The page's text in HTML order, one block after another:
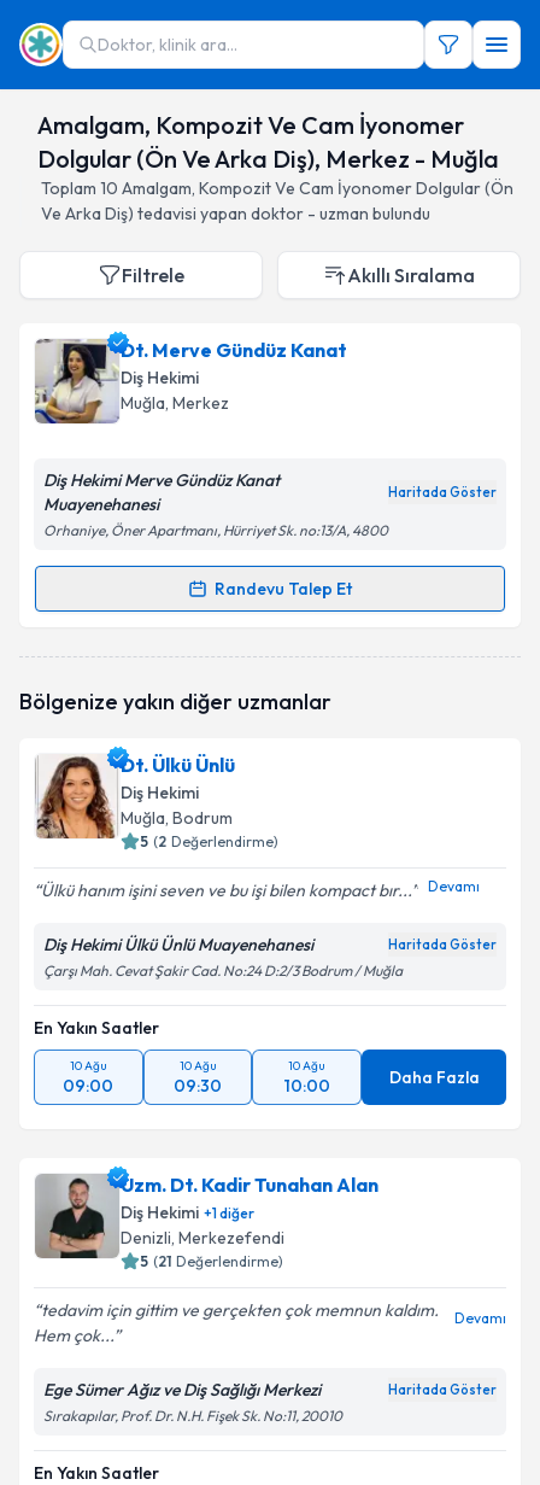
Doktor, klinik ara...
Amalgam, Kompozit Ve Cam İyonomer
Dolgular (Ön Ve Arka Diş), Merkez - Muğla
Toplam 10 Amalgam, Kompozit Ve Cam İyonomer Dolgular (Ön
Ve Arka Diş) tedavisi yapan doktor - uzman bulundu
Filtrele Akıllı Sıralama
Dt. Merve Gündüz Kanat
Diş Hekimi
Muğla, Merkez
Diş Hekimi Merve Gündüz Kanat
Muayenehanesi
Haritada Göster
Orhaniye, Öner Apartmanı, Hürriyet Sk. no:13/A, 4800
Randevu Talep Et
Randevu Takvimi Talebi
oluşturun. Size bu uzmandan randevu almanız için bir
E-posta Adresiniz
Kişisel verilerimin işlenmesine ilişkinAydınlatma
kapsamda işlenmesini kabul ediyorum.
Bölgenize yakın diğer uzmanlar
Dt. Ülkü Ünlü
Diş Hekimi
Muğla, Bodrum
5 (2 Değerlendirme)
Ülkü hanım işini seven ve bu işi bilen kompact bır... Devamı
Diş Hekimi Ülkü Ünlü Muayenehanesi Haritada Göster
Çarşı Mah. Cevat Şakir Cad. No:24 D:2/3 Bodrum / Muğla
En Yakın Saatler
10 Ağu
09:00
10 Ağu
09:30
10 Ağu
10:00 Daha Fazla
Uzm. Dt. Kadir Tunahan Alan
Diş Hekimi +1diğer
Denizli, Merkezefendi
5 (21 Değerlendirme)
tedavim için gittim ve gerçekten çok memnun kaldım.
Hem çok...
Devamı
Ege Sümer Ağız ve Diş Sağlığı Merkezi Haritada Göster
Sırakapılar, Prof. Dr. N.H. Fişek Sk. No:11, 20010
En Yakın Saatler